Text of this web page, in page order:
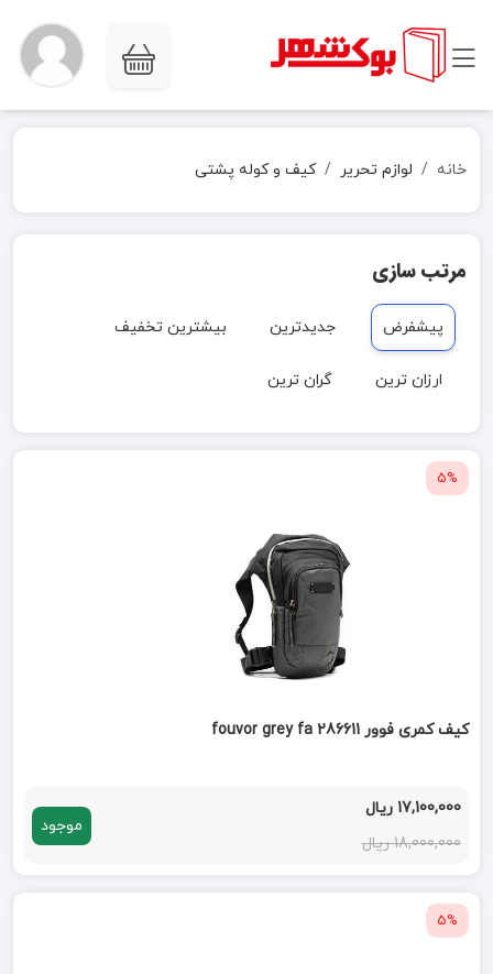
خانه لوازم تحریر کیف و کوله پشتی
مرتب سازی
پیشفرض جدیدترین بیشترین تخفیف
ارزان ترین گران ترین
5%
کیف کمری فوور fouvor grey fa 286611
17,100,000 ریال
18,000,000 ریال
موجود
5%